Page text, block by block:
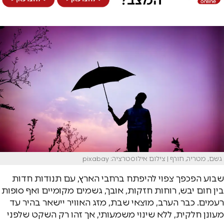
גשם, מטריה, חורף | צילום אילוסטרציה: pixabay
שבוע הפכפך צפוי להיפתח ברחבי הארץ, עם תנודות חדות
בין חום יבש, רוחות חזקות, אובך, גשמים מקומיים ואף סופות
רעמים. כבר הערב, מוצאי שבת, מזג האוויר יישאר בהיר עד
מעונן חלקית, ללא שינוי משמעותי, אך זהו רק השקט שלפני